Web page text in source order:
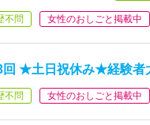
不問 女性のおしごと掲載中
回 ★土日祝休み★経験者
不問 女性のおしごと掲載中